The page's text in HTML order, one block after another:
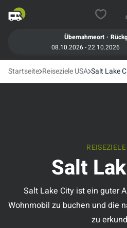
Übernahmeort .
08.10.2026 - 22.10.2026
Startseite Reiseziele USA Salt Lake
Salt
Salt Lake City ist ein guter
Wohnmobil zu buchen und die
zu